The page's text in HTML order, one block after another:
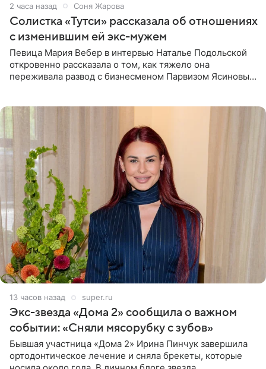
2 часа назад Соня Жарова
Солистка «Тутси» рассказала об отношениях
с изменившим ей экс-мужем
Певица Мария Вебер в интервью Наталье Подольской
откровенно рассказала о том, как тяжело она
переживала развод с бизнесменом Парвизом Ясиновым.
13 часов назад super.ru
Экс-звезда «Дома 2» сообщила о важном
событии: «Сняли мясорубку с зубов»
Бывшая участница «Дома 2» Ирина Пинчук завершила
ортодонтическое лечение и сняла брекеты, которые